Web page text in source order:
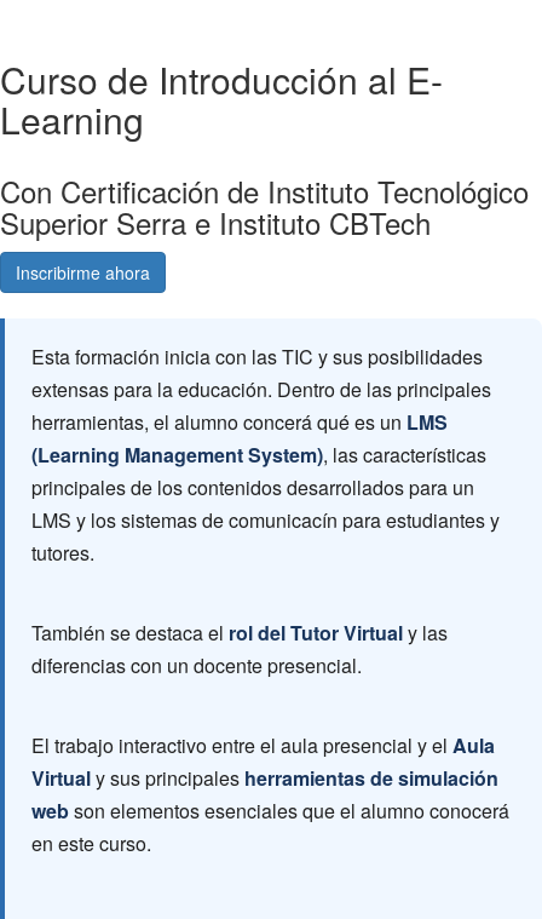
Curso de Introducción al E-
Learning
Con Certificación de Instituto Tecnológico
Superior Serra e Instituto CBTech
Inscribirme ahora
Esta formación inicia con las TIC y sus posibilidades
extensas para la educación. Dentro de las principales
herramientas, el alumno concerá qué es un LMS
(Learning Management System), las características
principales de los contenidos desarrollados para un
LMS y los sistemas de comunicacín para estudiantes y
tutores.
También se destaca el rol del Tutor Virtualy las
diferencias con un docente presencial.
El trabajo interactivo entre el aula presencial y el Aula
Virtualy sus principales herramientas de simulación
webson elementos esenciales que el alumno conocerá
en este curso.